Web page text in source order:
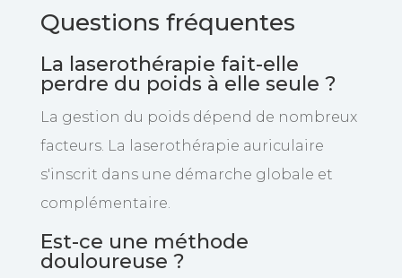
Questions fréquentes
La laserothérapie fait-elle
perdre du poids à elle seule ?
La gestion du poids dépend de nombreux
facteurs. La laserothérapie auriculaire
s'inscrit dans une démarche globale et
complémentaire.
Est-ce une méthode
douloureuse ?